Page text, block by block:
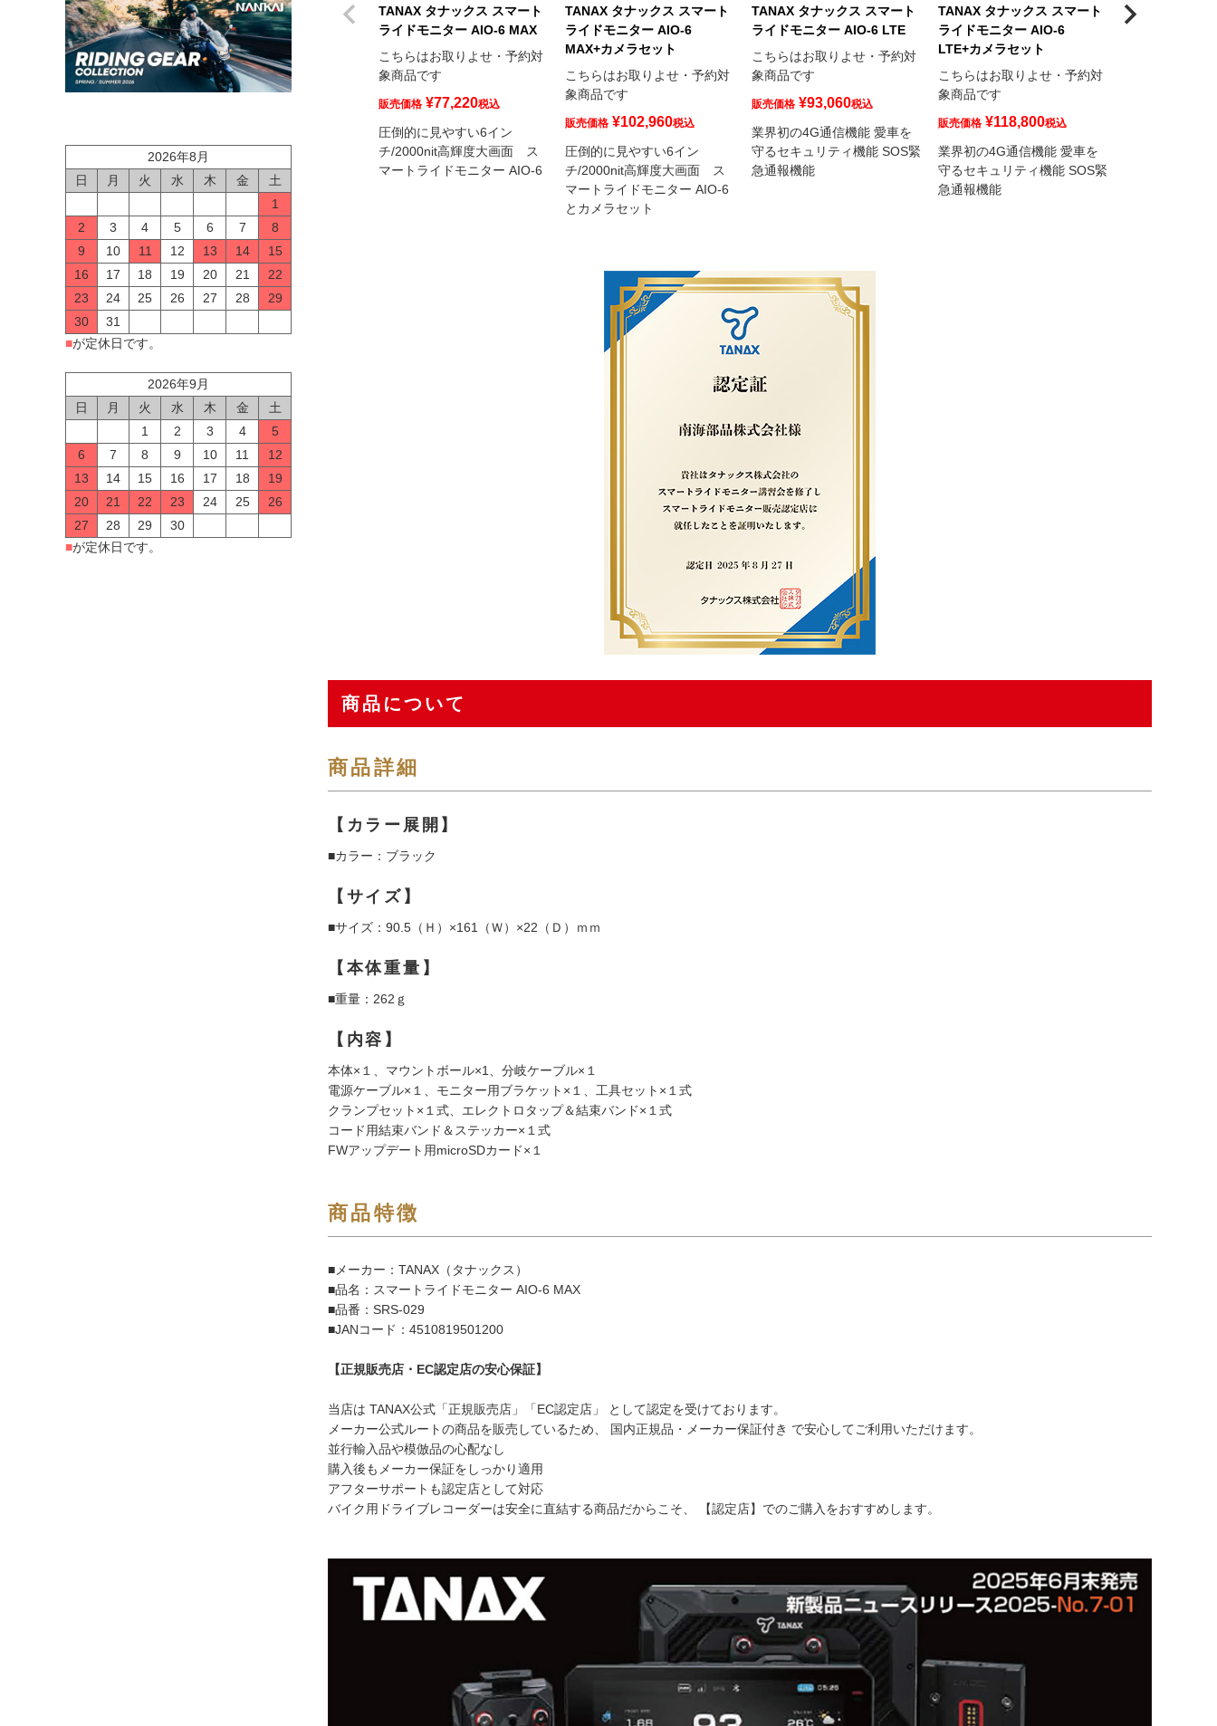
2026年8月
日
月 火 水 木 金
土
1
2
3 4 5 6 7
8
9
10 11 12 13 14
15
16
17 18 19 20 21
22
23
24 25 26 27 28
29
30
31
■が定休日です。
2026年9月
日
月 火 水 木 金
土
1
2 3 4
5
6
7 8 9 10 11
12
13
14 15 16 17 18
19
20
21 22 23 24 25
26
27
28 29
30
■が定休日です。
TANAX タナックス スマート
ライドモニター AIO-6 MAX
こちらはお取りよせ・予約対
象商品です
販売価格 ¥77,220税込
圧倒的に見やすい6イン
チ/2000nit高輝度大画面 ス
マートライドモニター AIO-6
TANAX タナックス スマート
ライドモニター AIO-6
MAX+カメラセット
こちらはお取りよせ・予約対
象商品です
販売価格 ¥102,960税込
圧倒的に見やすい6イン
チ/2000nit高輝度大画面 ス
マートライドモニター AIO-6
とカメラセット
TANAX タナックス スマート
ライドモニター AIO-6 LTE
こちらはお取りよせ・予約対
象商品です
販売価格 ¥93,060税込
業界初の4G通信機能 愛車を
守るセキュリティ機能 SOS緊
急通報機能
TANAX タナックス スマート
ライドモニター AIO-6
LTE+カメラセット
こちらはお取りよせ・予約対
象商品です
販売価格 ¥118,800税込
業界初の4G通信機能 愛車を
守るセキュリティ機能 SOS緊
急通報機能
TANAX タナッ
商品について
商品詳細
【カラー展開】
■カラー：ブラック
【サイズ】
■サイズ：90.5（Ｈ）×161（Ｗ）×22（Ｄ）ｍｍ
【本体重量】
■重量：262ｇ
【内容】
本体×１、マウントボール×1、分岐ケーブル×１
電源ケーブル×１、モニター用ブラケット×１、工具セット×１式
クランプセット×１式、エレクトロタップ＆結束バンド×１式
コード用結束バンド＆ステッカー×１式
FWアップデート用microSDカード×１
商品特徴
■メーカー：TANAX（タナックス）
■品名：スマートライドモニター AIO-6 MAX
■品番：SRS-029
■JANコード：4510819501200
【正規販売店・EC認定店の安心保証】
当店は TANAX公式「正規販売店」「EC認定店」 として認定を受けております。
メーカー公式ルートの商品を販売しているため、 国内正規品・メーカー保証付き で安心してご利用いただけます。
並行輸入品や模倣品の心配なし
購入後もメーカー保証をしっかり適用
アフターサポートも認定店として対応
バイク用ドライブレコーダーは安全に直結する商品だからこそ、 【認定店】でのご購入をおすすめします。